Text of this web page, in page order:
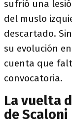
sufrió una
del muslo
descartado.
su evolución
cuenta que
convocatoria.
La vuelta
de Scaloni